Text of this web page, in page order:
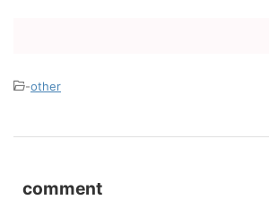
-other
comment